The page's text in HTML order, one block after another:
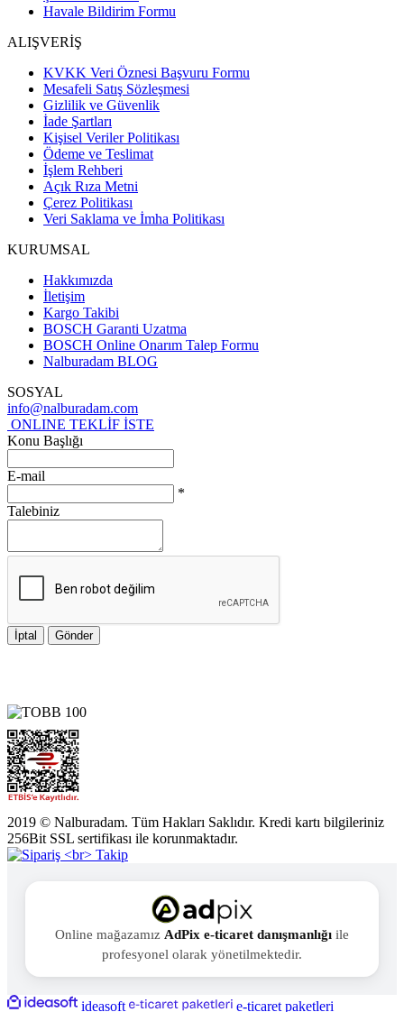
Havale Bildirim Formu
ALIŞVERİŞ
KVKK Veri Öznesi Başvuru Formu
Mesafeli Satış Sözleşmesi
Gizlilik ve Güvenlik
İade Şartları
Kişisel Veriler Politikası
Ödeme ve Teslimat
İşlem Rehberi
Açık Rıza Metni
Çerez Politikası
Veri Saklama ve İmha Politikası
KURUMSAL
Hakkımızda
İletişim
Kargo Takibi
BOSCH Garanti Uzatma
BOSCH Online Onarım Talep Formu
Nalburadam BLOG
SOSYAL
info@nalburadam.com
ONLINE TEKLİF İSTE
Konu Başlığı
E-mail
*
Talebiniz
İptal Gönder
2019 © Nalburadam. Tüm Hakları Saklıdır. Kredi kartı bilgileriniz
256Bit SSL sertifikası ile korunmaktadır.
Online mağazamız AdPix e-ticaret danışmanlığı ile
profesyonel olarak yönetilmektedir.
ideasoft e-ticaret paketleri